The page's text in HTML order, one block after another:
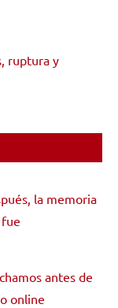
ruptura y
la memoria
antes de
online